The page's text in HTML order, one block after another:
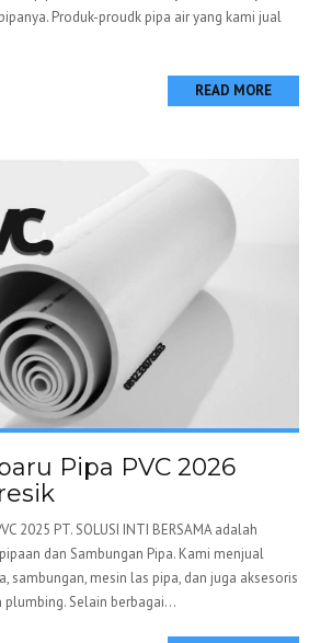
Produk-proudk pipa air yang kami jual
READ MORE
Pipa PVC 2026
2025 PT. SOLUSI INTI BERSAMA adalah
dan Sambungan Pipa. Kami menjual
sambungan, mesin las pipa, dan juga aksesoris
Selain berbagai...